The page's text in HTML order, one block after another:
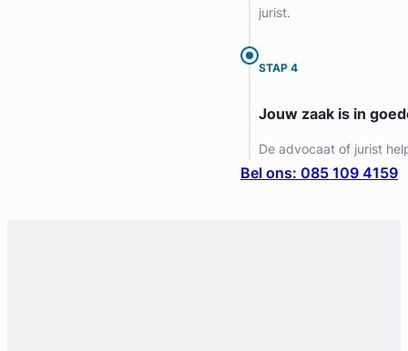
jurist.
STAP 4
Jouw zaak is in
De advocaat of jurist
Bel ons: 085 109 4159